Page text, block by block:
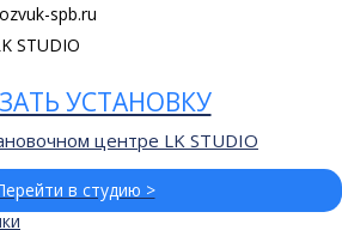
spb.ru
STUDIO
УСТАНОВКУ
центре LK STUDIO
в студию >